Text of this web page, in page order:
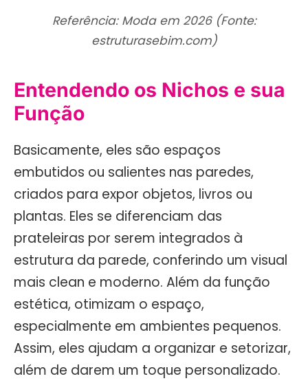
Referência: Moda em 2026 (Fonte:
estruturasebim.com)
Entendendo os Nichos e sua
Função
Basicamente, eles são espaços
embutidos ou salientes nas paredes,
criados para expor objetos, livros ou
plantas. Eles se diferenciam das
prateleiras por serem integrados à
estrutura da parede, conferindo um visual
mais clean e moderno. Além da função
estética, otimizam o espaço,
especialmente em ambientes pequenos.
Assim, eles ajudam a organizar e setorizar,
além de darem um toque personalizado.